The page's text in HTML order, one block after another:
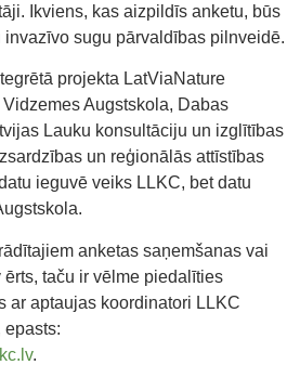
Ikviens, kas aizpildīs anketu, būs
sugu pārvaldības pilnveidē.
projekta LatViaNature
Augstskola, Dabas
Lauku konsultāciju un izglītības
un reģionālās attīstības
ieguvē veiks LLKC, bet datu
anketas saņemšanas vai
taču ir vēlme piedalīties
ar aptaujas koordinatori LLKC
epasts:
.